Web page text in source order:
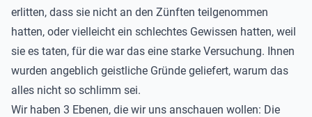
erlitten, dass sie nicht an den Zünften teilgenommen
hatten, oder vielleicht ein schlechtes Gewissen hatten, weil
sie es taten, für die war das eine starke Versuchung. Ihnen
wurden angeblich geistliche Gründe geliefert, warum das
alles nicht so schlimm sei.
Wir haben 3 Ebenen, die wir uns anschauen wollen: Die